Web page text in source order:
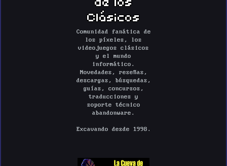
Clásicos
Comunidad fanática de
los píxeles, los
videojuegos clásicos
y el mundo
informático.
Novedades, reseñas,
descargas, búsquedas,
guías, concursos,
traducciones y
soporte técnico
abandonware.
Excavando desde 1998.